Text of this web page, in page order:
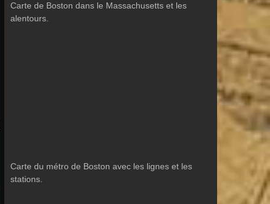
Carte de Boston dans le Massachusetts et les
alentours.
Carte du métro de Boston avec les lignes et les
stations.